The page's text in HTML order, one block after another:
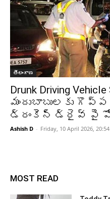
తెలంగాణ
Drunk Driving Vehicle
మందుబాబులకు గొప్ప
డ్రంకెన్ డ్రైవ్ పై
Ashish D - Friday, 10 April 2026,
MOST READ